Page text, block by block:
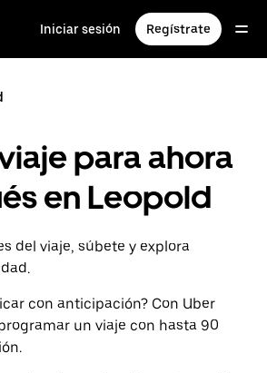
Iniciar sesión Regístrate
para ahora
en Leopold
del viaje, súbete y explora
con anticipación? Con Uber
un viaje con hasta 90